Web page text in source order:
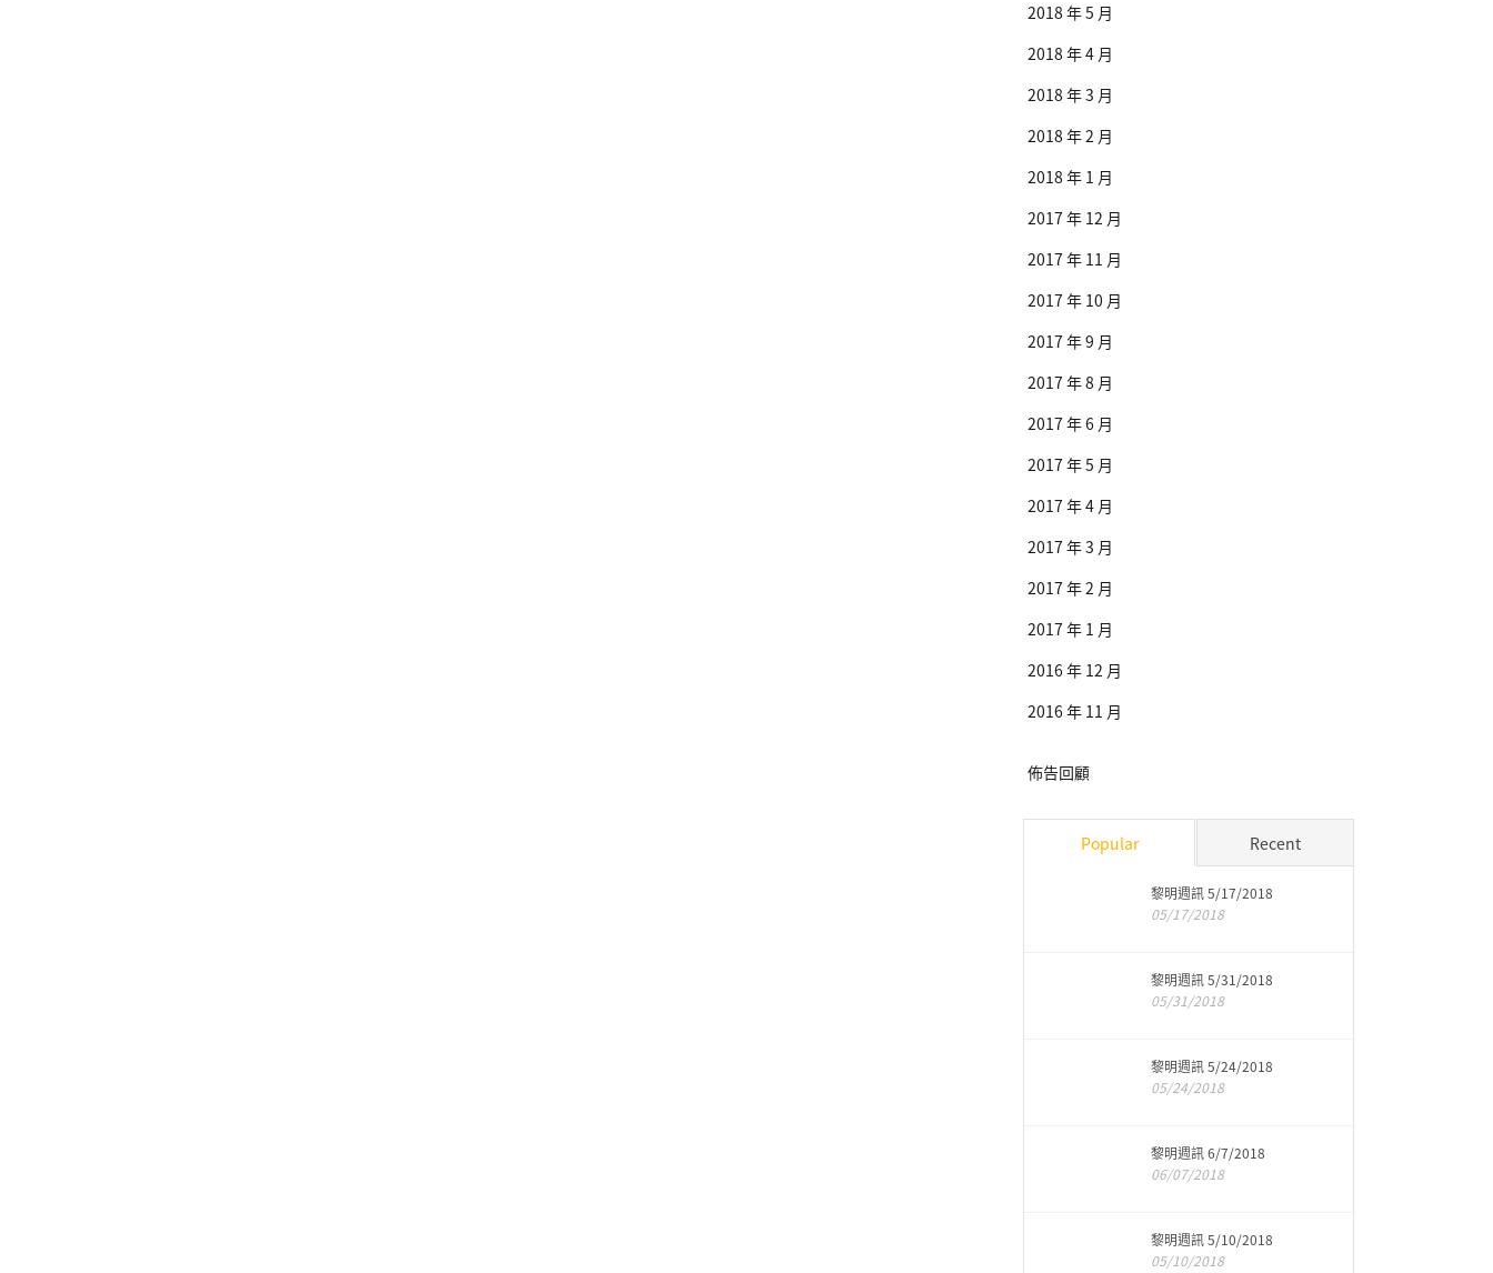
2018 年 5 月
2018 年 4 月
2018 年 3 月
2018 年 2 月
2018 年 1 月
2017 年 12 月
2017 年 11 月
2017 年 10 月
2017 年 9 月
2017 年 8 月
2017 年 6 月
2017 年 5 月
2017 年 4 月
2017 年 3 月
2017 年 2 月
2017 年 1 月
2016 年 12 月
2016 年 11 月
佈告回顧
Popular Recent
黎明週訊 5/17/2018
05/17/2018
黎明週訊 5/31/2018
05/31/2018
黎明週訊 5/24/2018
05/24/2018
黎明週訊 6/7/2018
06/07/2018
黎明週訊 5/10/2018
05/10/2018